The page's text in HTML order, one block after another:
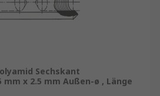
Sechskant
x 2.5 mm Außen-ø , Länge